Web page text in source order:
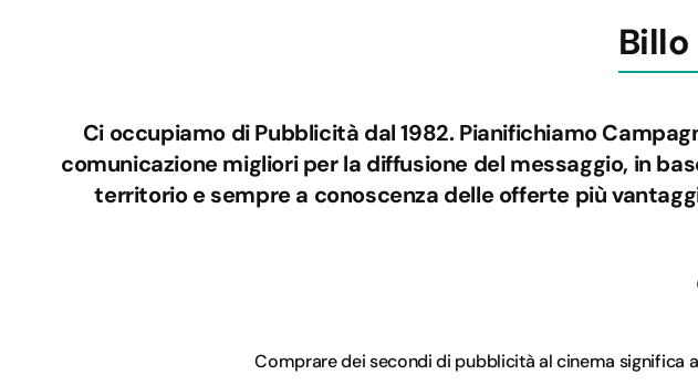
Ci occupiamo di Pubblicità dal 1982. Pianifichiamo
comunicazione migliori per la diffusione del messaggio, in
territorio e sempre a conoscenza delle offerte più
Comprare dei secondi di pubblicità al cinema significa